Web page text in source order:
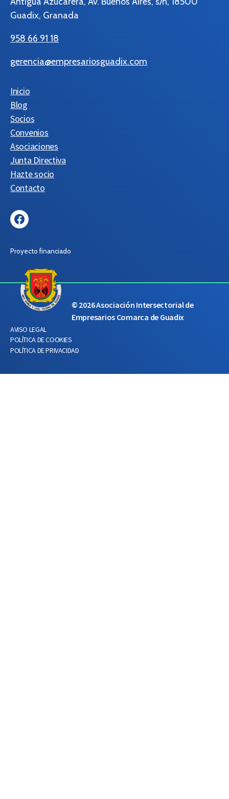
Guadix, Granada
958 66 91 18
gerencia@empresariosguadix.com
Inicio
Blog
Socios
Convenios
Asociaciones
Junta Directiva
Hazte socio
Contacto
Facebook
Proyecto financiado
© 2026Asociación Intersectorial de
Empresarios Comarca de Guadix
AVISO LEGAL
POLÍTICA DE COOKIES
POLÍTICA DE PRIVACIDAD